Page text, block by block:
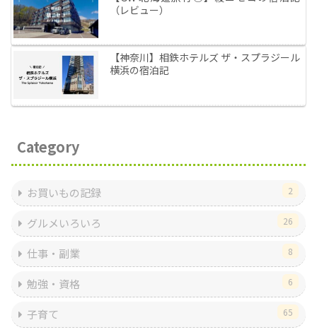
（レビュー）
【神奈川】相鉄ホテルズ ザ・スプラジール
横浜の宿泊記
Category
お買いもの記録 2
グルメいろいろ 26
仕事・副業 8
勉強・資格 6
子育て 65